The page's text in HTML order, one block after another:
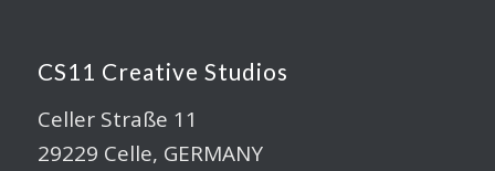
CS11 Creative Studios
Celler Straße 11
29229 Celle, GERMANY